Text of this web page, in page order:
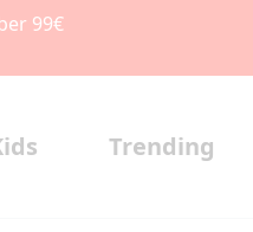
99€
Trending